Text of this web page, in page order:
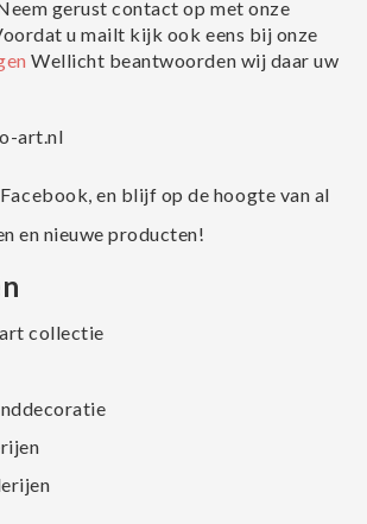
gerust contact op met onze
u mailt kijk ook eens bij onze
Wellicht beantwoorden wij daar uw
art.nl
en blijf op de hoogte van al
en nieuwe producten!
collectie